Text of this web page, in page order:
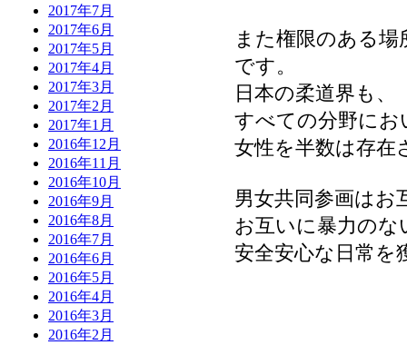
2017年7月
2017年6月
2017年5月
2017年4月
2017年3月
2017年2月
2017年1月
2016年12月
2016年11月
2016年10月
2016年9月
2016年8月
2016年7月
2016年6月
2016年5月
2016年4月
2016年3月
2016年2月
また権限のある
です。
日本の柔道界も、
すべての分野に
女性を半数は存在
男女共同参画は
お互いに暴力のな
安全安心な日常を